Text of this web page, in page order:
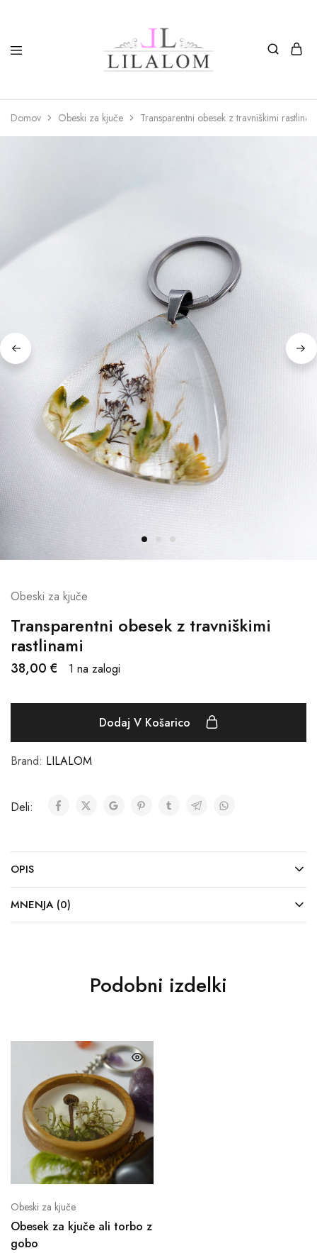
in
nakit
LILALOM
smole
in
naravnih
materialov
Domov Obeski za kjuče Transparentni obesek z travniškimi
Obeski za kjuče
Transparentni obesek z travniškimi
rastlinami
38,00 € 1 na zalogi
Dodaj V Košarico
Brand: LILALOM
Deli:
OPIS
MNENJA (0)
Podobni izdelki
Obeski za kjuče
Obesek za kjuče ali torbo z
gobo